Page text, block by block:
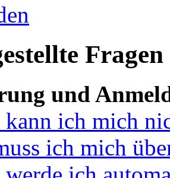
Fragen
und
kann ich mich
ich mich